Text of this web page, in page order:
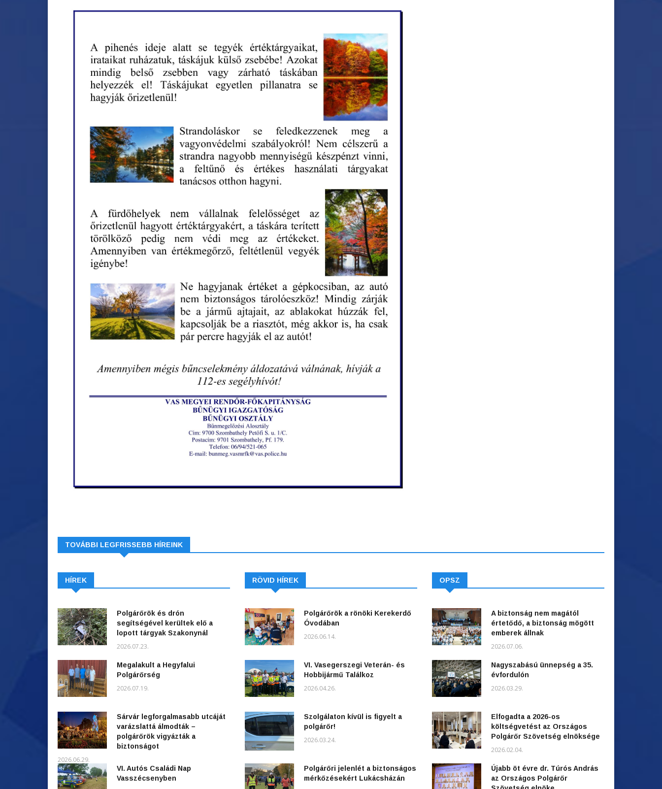
TOVÁBBI LEGFRISSEBB HÍREINK
HÍREK
Polgárőrök és drón
segítségével kerültek elő a
lopott tárgyak Szakonynál
2026.07.23.
Megalakult a Hegyfalui
Polgárőrség
2026.07.19.
Sárvár legforgalmasabb utcáját
varázslattá álmodták –
polgárőrök vigyázták a
biztonságot
2026.06.29.
VI. Autós Családi Nap
Vasszécsenyben
RÖVID HÍREK
Polgárőrök a rönöki Kerekerdő
Óvodában
2026.06.14.
VI. Vasegerszegi Veterán- és
Hobbijármű Találkoz
2026.04.26.
Szolgálaton kívül is figyelt a
polgárőr!
2026.03.24.
Polgárőri jelenlét a biztonságos
mérkőzésekért Lukácsházán
OPSZ
A biztonság nem magától
értetődő, a biztonság mögött
emberek állnak
2026.07.06.
Nagyszabású ünnepség a 35.
évfordulón
2026.03.29.
Elfogadta a 2026-os
költségvetést az Országos
Polgárőr Szövetség elnöksége
2026.02.04.
Újabb öt évre dr. Túrós András
az Országos Polgárőr